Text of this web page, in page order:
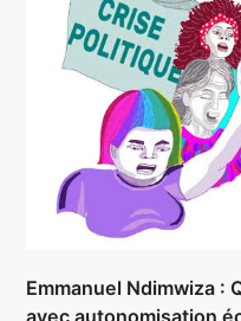
Emmanuel Ndimwiza :